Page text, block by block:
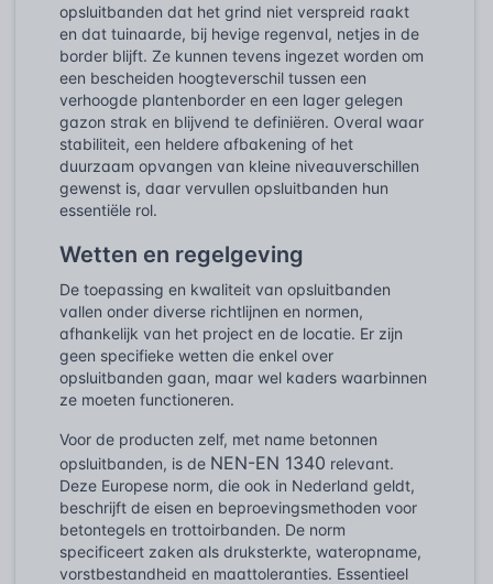
opsluitbanden dat het grind niet verspreid raakt
en dat tuinaarde, bij hevige regenval, netjes in de
border blijft. Ze kunnen tevens ingezet worden om
een bescheiden hoogteverschil tussen een
verhoogde plantenborder en een lager gelegen
gazon strak en blijvend te definiëren. Overal waar
stabiliteit, een heldere afbakening of het
duurzaam opvangen van kleine niveauverschillen
gewenst is, daar vervullen opsluitbanden hun
essentiële rol.
Wetten en regelgeving
De toepassing en kwaliteit van opsluitbanden
vallen onder diverse richtlijnen en normen,
afhankelijk van het project en de locatie. Er zijn
geen specifieke wetten die enkel over
opsluitbanden gaan, maar wel kaders waarbinnen
ze moeten functioneren.
Voor de producten zelf, met name betonnen
opsluitbanden, is de NEN-EN 1340 relevant.
Deze Europese norm, die ook in Nederland geldt,
beschrijft de eisen en beproevingsmethoden voor
betontegels en trottoirbanden. De norm
specificeert zaken als druksterkte, wateropname,
vorstbestandheid en maattoleranties. Essentieel